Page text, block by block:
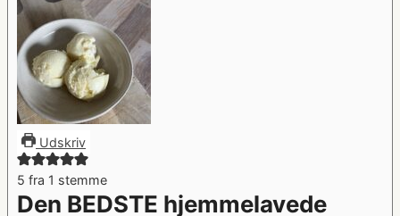
Udskriv
5 fra 1 stemme
Den BEDSTE hjemmelavede